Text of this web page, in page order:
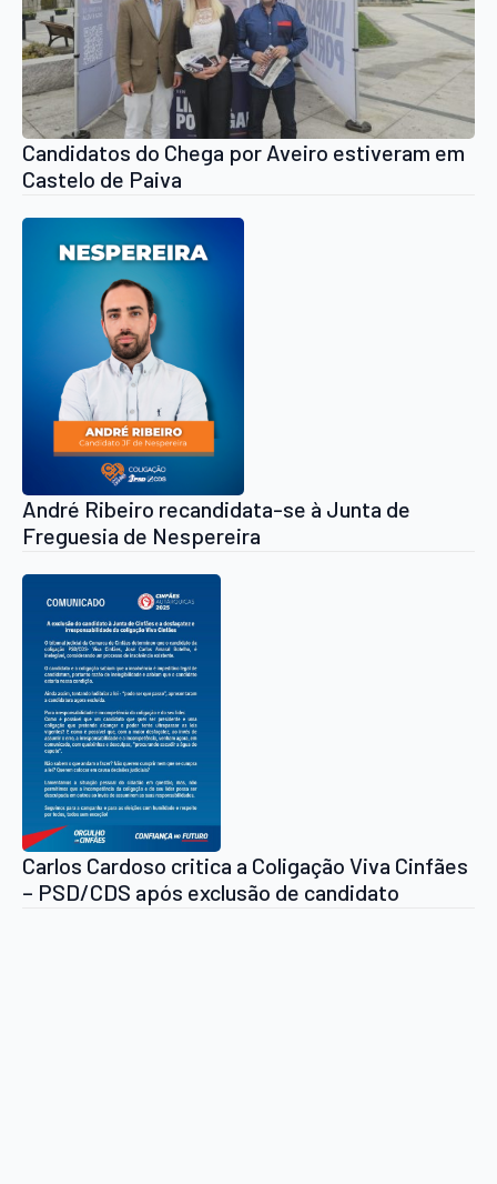
Candidatos do Chega por Aveiro estiveram em
Castelo de Paiva
André Ribeiro recandidata-se à Junta de
Freguesia de Nespereira
Carlos Cardoso critica a Coligação Viva Cinfães
– PSD/CDS após exclusão de candidato